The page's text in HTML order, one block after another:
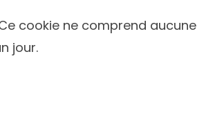
cookie ne comprend aucune
jour.